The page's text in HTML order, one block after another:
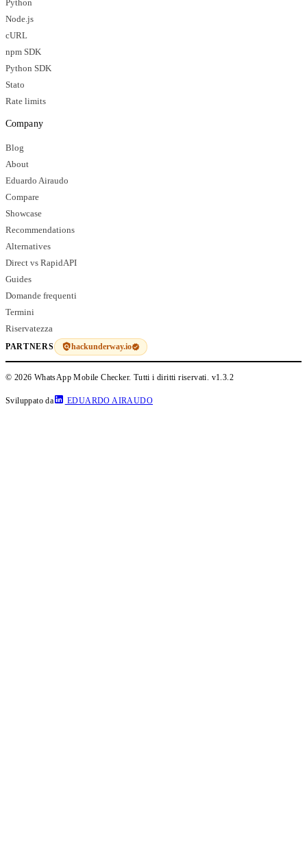
Python
Node.js
cURL
npm SDK
Python SDK
Stato
Rate limits
Company
Blog
About
Eduardo Airaudo
Compare
Showcase
Recommendations
Alternatives
Direct vs RapidAPI
Guides
Domande frequenti
Termini
Riservatezza
PARTNERS hackunderway.io
© 2026 WhatsApp Mobile Checker. Tutti i diritti riservati. v1.3.2
Sviluppato da EDUARDO AIRAUDO